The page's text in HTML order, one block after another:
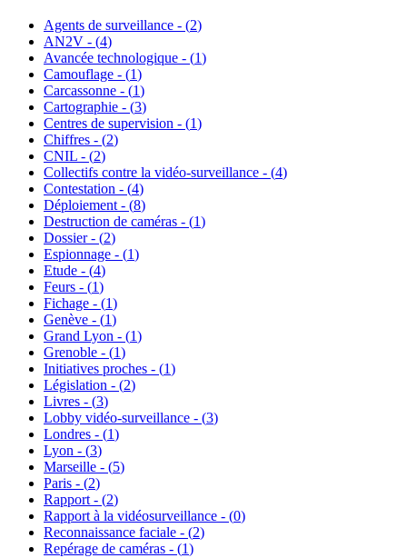
Agents de surveillance - (2)
AN2V - (4)
Avancée technologique - (1)
Camouflage - (1)
Carcassonne - (1)
Cartographie - (3)
Centres de supervision - (1)
Chiffres - (2)
CNIL - (2)
Collectifs contre la vidéo-surveillance - (4)
Contestation - (4)
Déploiement - (8)
Destruction de caméras - (1)
Dossier - (2)
Espionnage - (1)
Etude - (4)
Feurs - (1)
Fichage - (1)
Genève - (1)
Grand Lyon - (1)
Grenoble - (1)
Initiatives proches - (1)
Législation - (2)
Livres - (3)
Lobby vidéo-surveillance - (3)
Londres - (1)
Lyon - (3)
Marseille - (5)
Paris - (2)
Rapport - (2)
Rapport à la vidéosurveillance - (0)
Reconnaissance faciale - (2)
Repérage de caméras - (1)